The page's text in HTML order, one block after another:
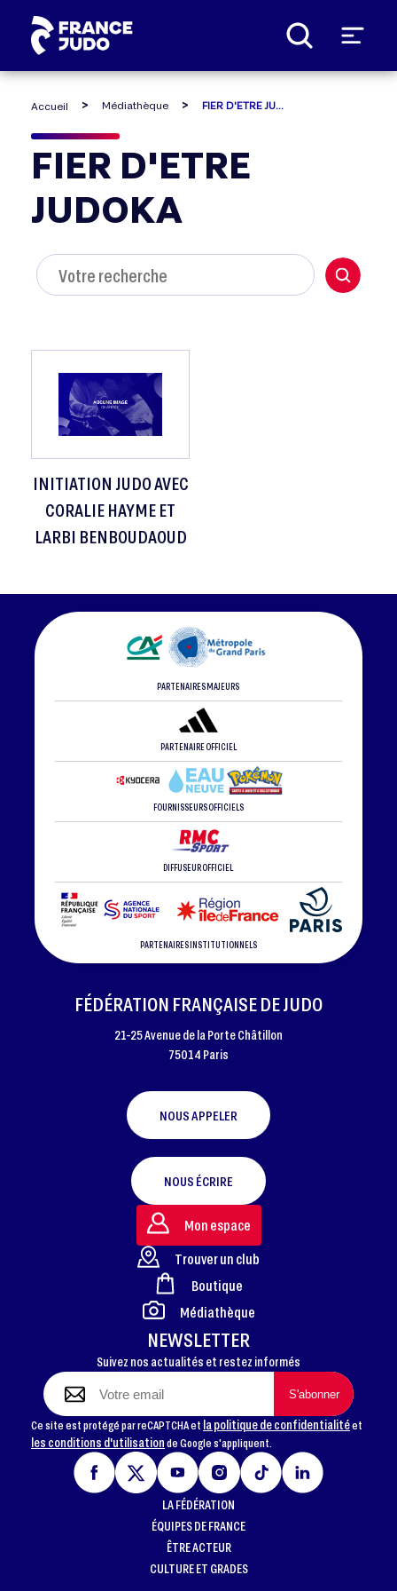
Accueil Médiathèque
FIER D'ETRE
JUDOKA
INITIATION JUDO AVEC
CORALIE HAYME ET
LARBI BENBOUDAOUD
PARTENAIRES MAJEURS
PARTENAIRE OFFICIEL
FOURNISSEURS OFFICIELS
DIFFUSEUR OFFICIEL
PARTENAIRES INSTITUTIONNELS
FOOTER
FÉDÉRATION FRANÇAISE DE JUDO
21-25 Avenue de la Porte Châtillon
75014 Paris
NOUS APPELER
NOUS ÉCRIRE
NEWSLETTER
Suivez nos actualités et restez informés
Ce site est protégé par reCAPTCHA et la politique de confidentialitéet
les conditions d'utilisationde Google s'appliquent.
Mon espace
Trouver un club
Boutique
Médiathèque
LA FÉDÉRATION
ÉQUIPES DE FRANCE
ÊTRE ACTEUR
CULTURE ET GRADES